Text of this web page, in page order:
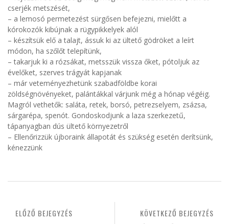
cserjék metszését,
– a lemosó permetezést sürgősen befejezni, mielőtt a
kórokozók kibújnak a rügypikkelyek alól
– készítsük elő a talajt, ássuk ki az ültető gödröket a leírt
módon, ha szőlőt telepítünk,
– takarjuk ki a rózsákat, metsszük vissza őket, pótoljuk az
évelőket, szerves trágyát kapjanak
– már veteményezhetünk szabadföldbe korai
zöldségnövényeket, palántákkal várjunk még a hónap végéig.
Magról vethetők: saláta, retek, borsó, petrezselyem, zsázsa,
sárgarépa, spenót. Gondoskodjunk a laza szerkezetű,
tápanyagban dús ültető környezetről
– Ellenőrizzük újboraink állapotát és szükség esetén derítsünk,
kénezzünk
KÖVETKEZŐ BEJEGYZÉS
ELŐZŐ BEJEGYZÉS